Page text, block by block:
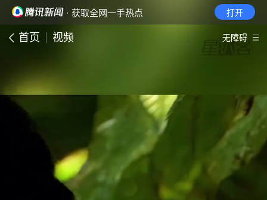
· 获取全网一手热点 打开
首页 视频 无障碍